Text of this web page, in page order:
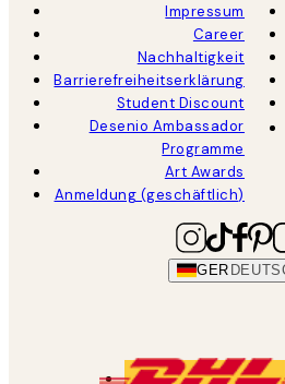
Impressum
Career
Nachhaltigkeit
Barrierefreiheitserklärung
Student Discount
Desenio Ambassador
Programme
Art Awards
Anmeldung (geschäftlich)
GER